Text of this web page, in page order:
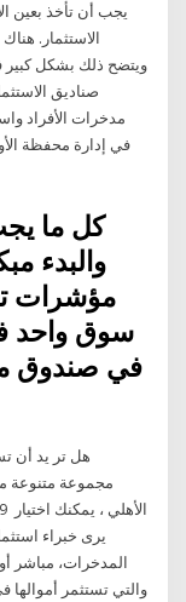
يجب أن تأخذ بعين
الاستثمار.
صناديق
مدخرات الأفراد
في إدارة محفظة
كل ما
والبدء
مؤشرات
سوق واحد
في صندوق
هل تر يد أن
مجموعة متنوعة
يرى خبراء
المدخرات، مباشر
والتي تستثمر